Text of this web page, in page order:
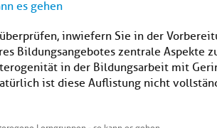
es gehen
inwiefern Sie in der
Bildungsangebotes zentrale Aspekte
in der Bildungsarbeit mit
ist diese Auflistung nicht